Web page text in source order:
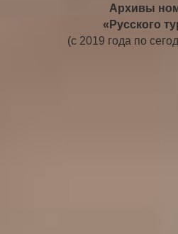
Архивы
«Русского
(с 2019 года по